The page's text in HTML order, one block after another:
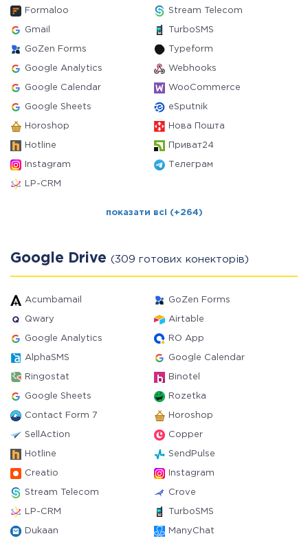
Formaloo Stream Telecom
Gmail TurboSMS
GoZen Forms Typeform
Google Analytics Webhooks
Google Calendar WooCommerce
Google Sheets eSputnik
Horoshop Нова Пошта
Hotline Приват24
Instagram Телеграм
LP-CRM
показати всі (+264)
Google Drive (309 готових конекторів)
Acumbamail GoZen Forms
Qwary Airtable
Google Analytics RO App
AlphaSMS Google Calendar
Ringostat Binotel
Google Sheets Rozetka
Contact Form 7 Horoshop
SellAction Copper
Hotline SendPulse
Creatio Instagram
Stream Telecom Crove
LP-CRM TurboSMS
Dukaan ManyChat